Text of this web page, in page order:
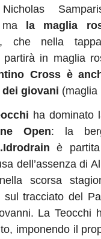
ma
la maglia
, che nella
partirà in maglia
Cross è
giovani (maglia
ha dominato
Open: la
è
dell’assenza di
scorsa
sul tracciato del
La Teocchi
imponendo il